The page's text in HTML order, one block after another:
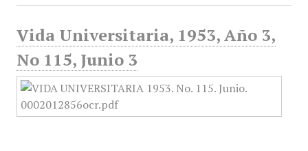
Vida Universitaria, 1953, Año 3,
No 115, Junio 3